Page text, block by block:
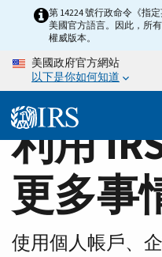
content
Home第 14224 號行政命令《指
美國官方語言。因此，所
權威版本。
美國政府官方網站
以下是你如何知道
利用
更多事
使用個人帳戶、